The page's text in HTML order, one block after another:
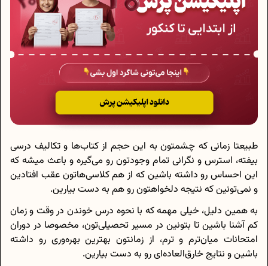
طبیعتا زمانی که چشمتون به این حجم از کتاب‌ها و تکالیف درسی
بیفته، استرس و نگرانی تمام وجودتون رو می‌گیره و باعث میشه که
این احساس رو داشته باشین که از هم کلاسی‌هاتون عقب افتادین
و نمی‌تونین که نتیجه دلخواهتون رو هم به دست بیارین.
به همین دلیل، خیلی مهمه که با نحوه درس خوندن در وقت و زمان
کم آشنا باشین تا بتونین در مسیر تحصیلی‌تون، مخصوصا در دوران
امتحانات میان‌ترم و ترم، از زمانتون بهترین بهره‌وری رو داشته
باشین و نتایج خارق‌العاده‌ای رو به دست بیارین.